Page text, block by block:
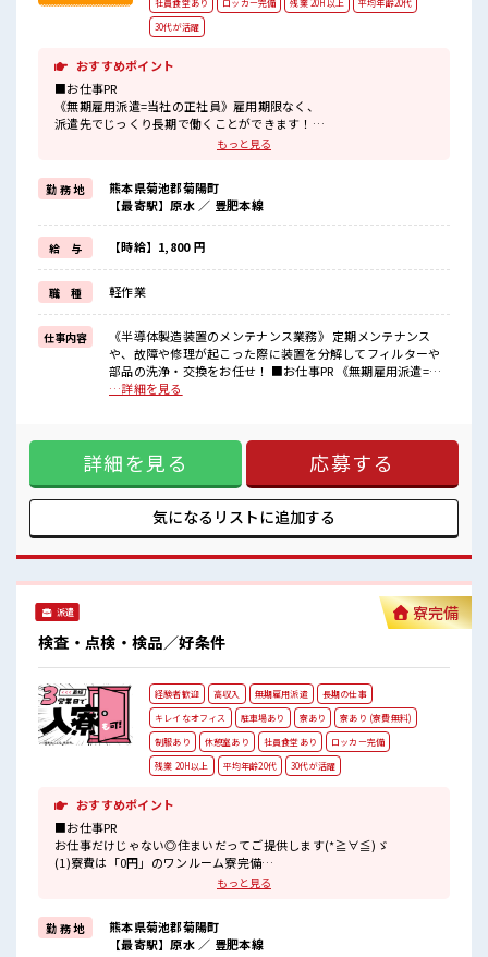
社員食堂あり
ロッカー完備 残業 20H以上
平均年齢20代
30代が活躍
おすすめポイント
■お仕事PR
《無期雇用派遣=当社の正社員》雇用期限なく、
派遣先でじっくり長期で働くことができます！
しっかりとスキルアップを図れる最高のチャンス！
≪こんな方にオススメ≫
・製造業の工場勤務に興味がある方。
・高収入で働きたい方。
・担当者のサポートが必要な方。
≪残業多めでがっつり稼ぐ≫
高収入を希望される方にオススメ。
残業は月20時間以上あります♪
≪ゆったり制服アリ≫
制服があるので、
毎日の服装の悩み解消♪
■職場の雰囲気
《20代～40代の男性スタッフさん活躍中》あなたの今までの経験を
制服無料貸与！
おいしい食堂/ロッカー/休憩室完備！
もっと見る
勤 務 地
熊本県菊池郡菊陽町
【最寄駅】原水 ／ 豊肥本線
給 与 【時給】1,800 円
職 種 軽作業
仕事内容
《半導体製造装置のメンテナンス業務》 定期メンテナンス
や、故障や修理が起こった際に装置を分解してフィルターや
部品の洗浄・交換をお任せ！ ■お仕事PR 《無期雇用派遣=当
社の正社員》雇用期限なく、 派遣先でじっくり長期で働くこ
≪こんな方にオススメ≫ ・製造業の工場勤務に興味がある
方。 ・高収入で働きたい方。 ・担当者のサポートが必要な
方。 ≪残業多めでがっつり稼ぐ≫ 高収入を希望される方にオ
ススメ。 残業は月20時間以上あります♪ ≪ゆったり制服アリ
≫ 制服があるので、 毎日の服装の悩み解消♪ ■職場の雰囲気
《20代～40代の男性スタッフさん活躍中》あなたの今までの
ャンス！ 制服無料貸与！ おいしい食堂/ロッカー/休憩室完
備！
…詳細を見る
詳細を見る 応募する
気になるリストに追加する
派遣
検査・点検・検品／好条件
寮完備
経験者歓迎 高収入 無期雇用派遣
長期の仕事
キレイなオフィス
駐車場あり 寮あり
寮あり (寮費無料)
制服あり
休憩室あり 社員食堂あり
ロッカー完備
残業 20H以上
平均年齢20代 30代が活躍
おすすめポイント
■お仕事PR
お仕事だけじゃない◎住まいだってご提供します(*≧∀≦)ゞ
(1)寮費は「0円」のワンルーム寮完備
(2)TV・冷蔵庫・洗濯機・エアコン・電子レンジ備え付け
(4)寮周辺にコンビニ・スーパー・ドラッグストア有
(5)カップルやお友達との同居OK
もっと見る
勤 務 地
熊本県菊池郡菊陽町
【最寄駅】原水 ／ 豊肥本線